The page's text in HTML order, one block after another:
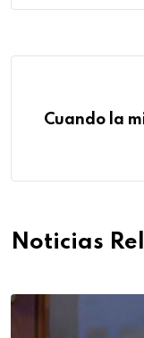
Cuando la
Noticias